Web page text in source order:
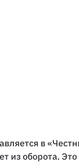
в
из оборота.